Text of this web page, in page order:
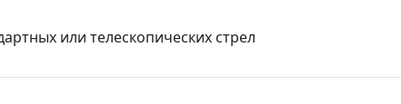
или телескопических стрел